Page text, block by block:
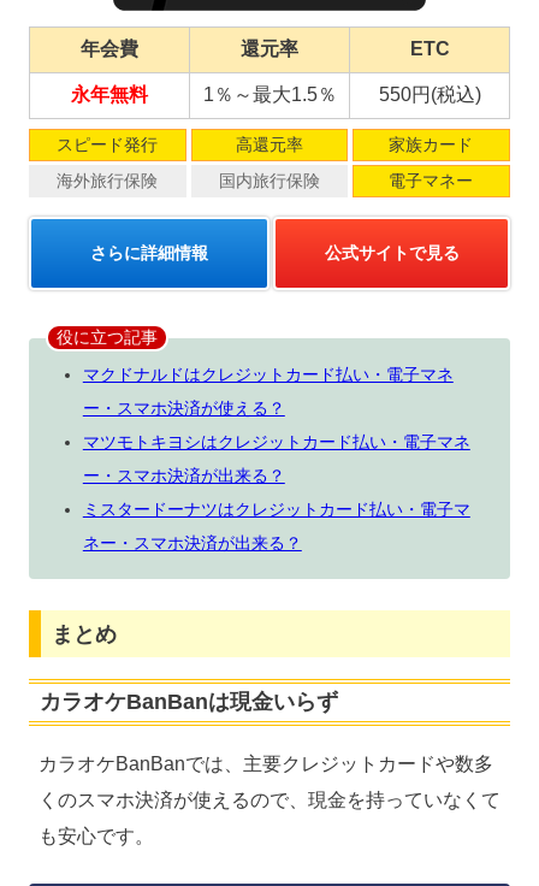
年会費 還元率 ETC
永年無料 1％～最大1.5％ 550円(税込)
スピード発行 高還元率
家族カード
海外旅行保険
国内旅行保険 電子マネー
さらに詳細情報 公式サイトで見る
役に立つ記事
マクドナルドはクレジットカード払い・電子マネ
ー・スマホ決済が使える？
マツモトキヨシはクレジットカード払い・電子マネ
ー・スマホ決済が出来る？
ミスタードーナツはクレジットカード払い・電子マ
ネー・スマホ決済が出来る？
まとめ
カラオケBanBanは現金いらず
カラオケBanBanでは、主要クレジットカードや数多
くのスマホ決済が使えるので、現金を持っていなくて
も安心です。